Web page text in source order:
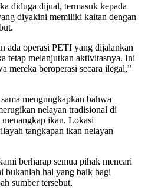
diduga dijual, termasuk kepada
diyakini memiliki kaitan dengan
ada operasi PETI yang dijalankan
tetap melanjutkan aktivitasnya. Ini
mereka beroperasi secara ilegal,”
mengungkapkan bahwa
nelayan tradisional di
menangkap ikan. Lokasi
tangkapan ikan nelayan
berharap semua pihak mencari
bukanlah hal yang baik bagi
sumber tersebut.